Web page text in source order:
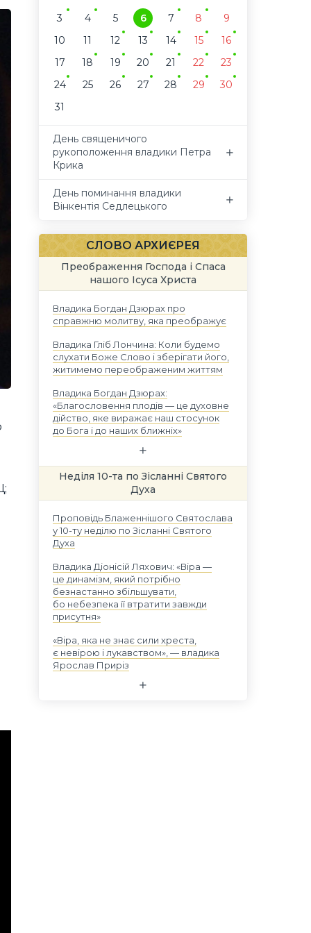
3
4 5 6 7 8
9
10
11 12 13 14 15
16
17
18 19 20 21 22
23
24
25 26 27 28 29
30
31
День священичого
рукоположення владики Петра
Крика
День поминання владики
Вінкентія Седлецького
СЛОВО АРХИЄРЕЯ
Преображення Господа і Спаса
нашого Ісуса Христа
Владика Богдан Дзюрах про
справжню молитву, яка преображує
Владика Гліб Лончина: Коли будемо
слухати Боже Слово і зберігати його,
житимемо переображеним життям
Владика Богдан Дзюрах:
«Благословення плодів — це духовне
дійство, яке виражає наш стосунок
до Бога і до наших ближніх»
Неділя 10-та по Зісланні Святого
Духа
Проповідь Блаженнішого Святослава
у 10-ту неділю по Зісланні Святого
Духа
Владика Діонісій Ляхович: «Віра —
це динамізм, який потрібно
безнастанно збільшувати,
бо небезпека її втратити завжди
присутня»
«Віра, яка не знає сили хреста,
є невірою і лукавством», — владика
Ярослав Приріз